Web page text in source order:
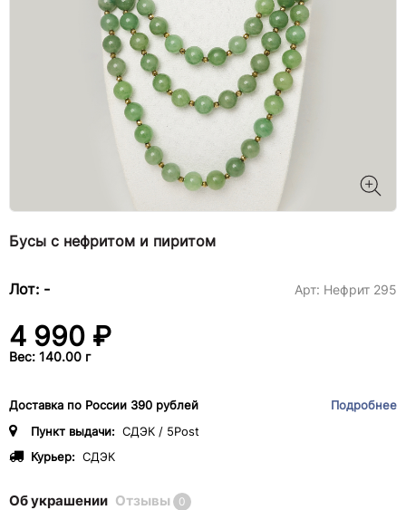
Бусы с нефритом и пиритом
Лот: - Арт: Нефрит 295
4 990 ₽
Вес: 140.00 г
Доставка по России 390 рублей
Подробнее
Пункт выдачи: СДЭК / 5Post
Курьер: СДЭК
Об украшении Отзывы 0